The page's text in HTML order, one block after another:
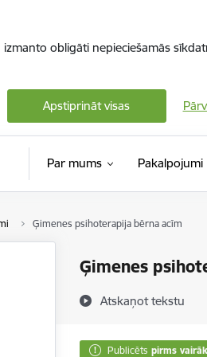
obligāti nepieciešamās
Apstiprināt visas
Par mums Pakalpojumi
Ģimenes psihoterapija bērna acīm
Ģimenes
Atskaņot tekstu
Publicēts pirms